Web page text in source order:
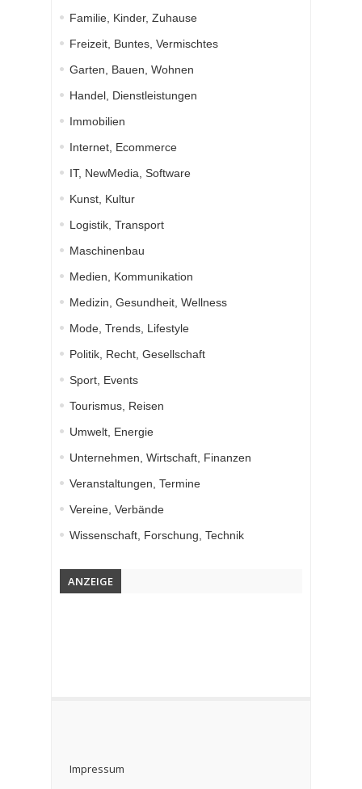
Familie, Kinder, Zuhause
Freizeit, Buntes, Vermischtes
Garten, Bauen, Wohnen
Handel, Dienstleistungen
Immobilien
Internet, Ecommerce
IT, NewMedia, Software
Kunst, Kultur
Logistik, Transport
Maschinenbau
Medien, Kommunikation
Medizin, Gesundheit, Wellness
Mode, Trends, Lifestyle
Politik, Recht, Gesellschaft
Sport, Events
Tourismus, Reisen
Umwelt, Energie
Unternehmen, Wirtschaft, Finanzen
Veranstaltungen, Termine
Vereine, Verbände
Wissenschaft, Forschung, Technik
ANZEIGE
Impressum